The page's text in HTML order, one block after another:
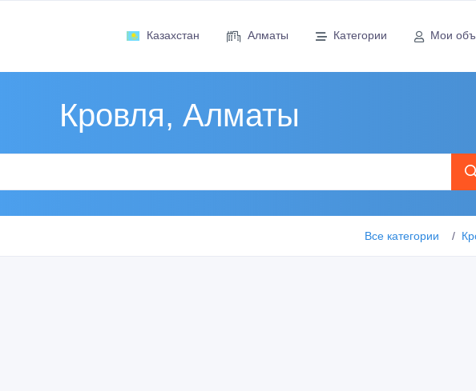
Казахстан Алматы Категории Мои
Кровля, Алматы
Все категории